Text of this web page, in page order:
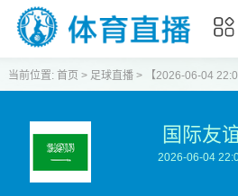
当前位置: 首页 > 足球直播> 【2026-06-04
国际友
2026-06-04